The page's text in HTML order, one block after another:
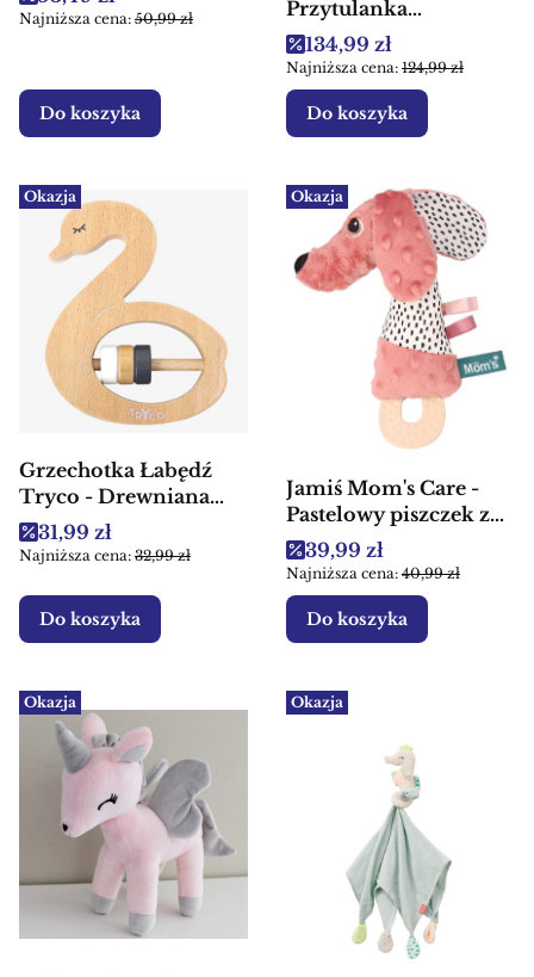
Najniższa cena: 50,99 zł
Do koszyka
Przytulanka
francuskiej marki
Kaloo
Cena promocyjna
134,99 zł
Najniższa cena: 124,99 zł
Do koszyka
Okazja
Grzechotka Łabędź
Tryco - Drewniana
zabawka edukacyjna
Cena promocyjna
31,99 zł
Najniższa cena: 32,99 zł
Do koszyka
Okazja
Jamiś Mom's Care -
Pastelowy piszczek z
gryzakiem
Cena promocyjna
39,99 zł
Najniższa cena: 40,99 zł
Do koszyka
Okazja Okazja